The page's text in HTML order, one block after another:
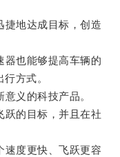
地达成目标，创造
也能够提高车辆的
方式。
义的科技产品。
的目标，并且在社
度更快、飞跃更容